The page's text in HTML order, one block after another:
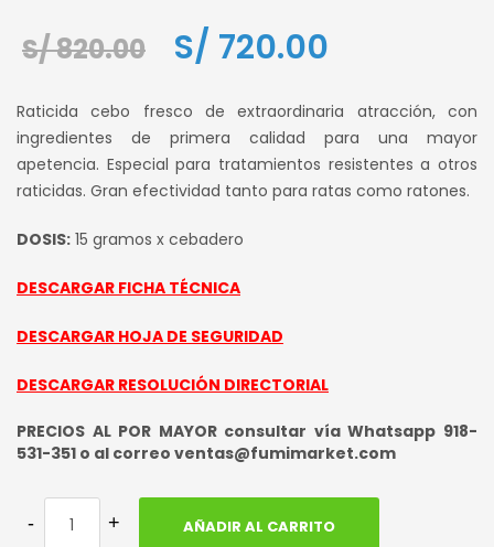
S/820.00
El
original
era:
S/ 720.00
actual
es:
Raticida cebo fresco de extraordinaria atracción, con
ingredientes de primera calidad para una mayor
apetencia. Especial para tratamientos resistentes a otros
raticidas. Gran efectividad tanto para ratas como ratones.
DOSIS: 15 gramos x cebadero
DESCARGAR FICHA TÉCNICA
DESCARGAR HOJA DE SEGURIDAD
DESCARGAR RESOLUCIÓN DIRECTORIAL
PRECIOS AL POR MAYOR consultar vía Whatsapp 918-
531-351 o al correo ventas@fumimarket.com
AÑADIR AL CARRITO